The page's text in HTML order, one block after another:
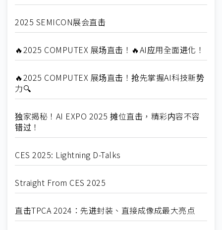
2025 SEMICON展会直击
🔥2025 COMPUTEX 展场直击！🔥AI应用全面进化！
🔥2025 COMPUTEX 展场直击！抢先掌握AI科技新势
力🔍
独家揭秘！AI EXPO 2025 摊位直击，精彩内容不容
错过！
CES 2025: Lightning D-Talks
Straight From CES 2025
直击TPCA 2024：先进封装、直接成像成最大亮点